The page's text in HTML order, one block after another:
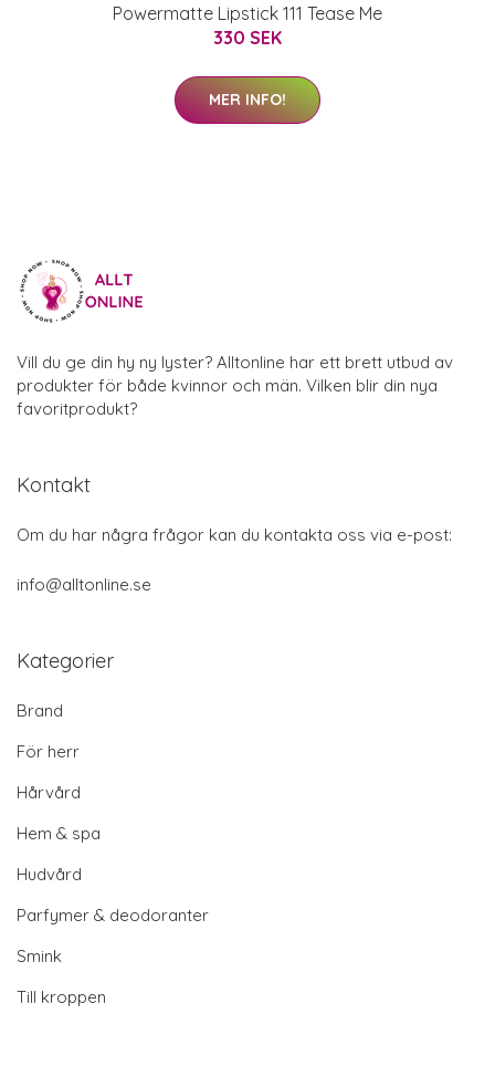
Powermatte Lipstick 111 Tease Me
330 SEK
MER INFO!
Vill du ge din hy ny lyster? Alltonline har ett brett utbud av
produkter för både kvinnor och män. Vilken blir din nya
favoritprodukt?
Kontakt
Om du har några frågor kan du kontakta oss via e-post:
info@alltonline.se
Kategorier
Brand
För herr
Hårvård
Hem & spa
Hudvård
Parfymer & deodoranter
Smink
Till kroppen